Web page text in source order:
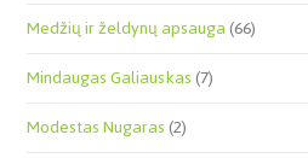
Medžių ir želdynų apsauga(66)
Mindaugas Galiauskas(7)
Modestas Nugaras(2)